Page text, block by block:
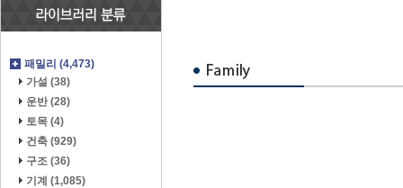
패밀리 (4,473)
가설 (38)
운반 (28)
토목 (4)
건축 (929)
구조 (36)
기계 (1,085)